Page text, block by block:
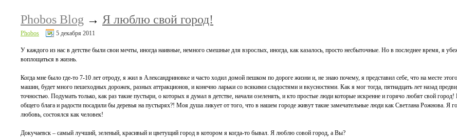
Phobos Blog → Я люблю свой город!
Phobos 5 декабря 2011
У каждого из нас в детстве были свои мечты, иногда наивные, немного смешные для взрослых, иногда, как казалось, просто несбыточные. Но в последнее время, я
воплощаться в жизнь.
Когда мне было где-то 7-10 лет отроду, я жил в Александриновке и часто ходил домой пешком по дороге жизни и, не знаю почему, я представил себе, что на месте
машин, будет много пешеходных дорожек, разных аттракционов, и конечно ларьки со всякими сладостями и вкусностями. Как я мог тогда, пятнадцать лет назад
точностью. Подумать только, как раз такие пустыри, о которых я думал в детстве, начали озеленять, и кто простые люди которые искренне и горячо любят свой
общего блага и радости посадили бы деревья на пустырях?! Моя душа ликует от того, что в нашем городе живут такие замечательные люди как Светлана Рожнова. Я
любовь, состоялся как человек!
Докучаевск – самый лучший, зеленый, красивый и цветущий город в котором я когда-то бывал. Я люблю совой город, а Вы?